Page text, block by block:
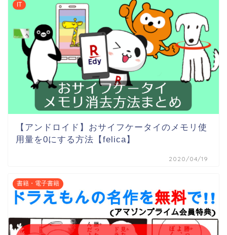
IT
【アンドロイド】おサイフケータイのメモリ使
用量を0にする方法【felica】
2020/04/19
書籍・電子書籍